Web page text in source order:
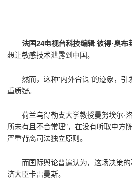
法国24电视台科技编辑 彼得·奥布
想让敏感技术泄露到中国。
然而，这种“内外合谋”的迹象，
重质疑。
荷兰乌得勒支大学教授曼努埃尔·
所未有且不合常理”，在没有听取中方
严重背离司法独立原则。
而国际舆论普遍认为，这场决策
济大臣卡雷曼斯。